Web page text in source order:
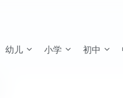
幼儿 小学 初中